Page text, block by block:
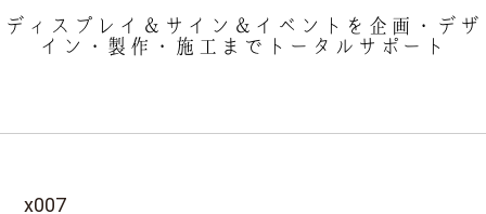
ディスプレイ＆サイン＆イベントを企画・デザ
イン・製作・施工までトータルサポート
x007